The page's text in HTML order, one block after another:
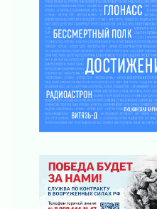
Заблудившегося
Тосненском районе
30 июля 2026
Редкие птенцы
Всеволожском
30 июля 2026
Изменение
30 июля 2026
29 июля 2026
Пик топливного
области прошёл
29 июля 2026